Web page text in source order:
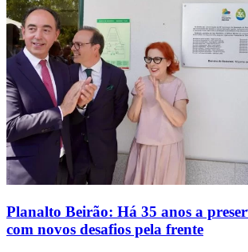
Planalto Beirão: Há 35 anos a
com novos desafios pela frente